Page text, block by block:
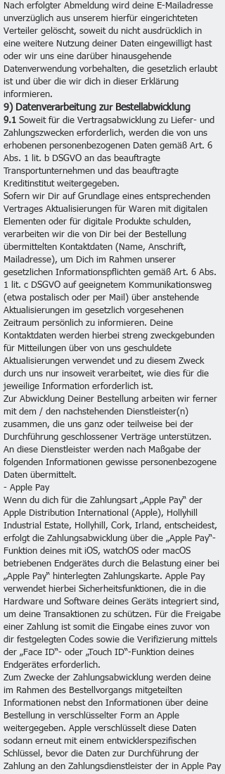
Nach erfolgter Abmeldung wird deine E-Mailadresse
unverzüglich aus unserem hierfür eingerichteten
Verteiler gelöscht, soweit du nicht ausdrücklich in
eine weitere Nutzung deiner Daten eingewilligt hast
oder wir uns eine darüber hinausgehende
Datenverwendung vorbehalten, die gesetzlich erlaubt
ist und über die wir dich in dieser Erklärung
informieren.
9) Datenverarbeitung zur Bestellabwicklung
9.1 Soweit für die Vertragsabwicklung zu Liefer- und
Zahlungszwecken erforderlich, werden die von uns
erhobenen personenbezogenen Daten gemäß Art. 6
Abs. 1 lit. b DSGVO an das beauftragte
Transportunternehmen und das beauftragte
Kreditinstitut weitergegeben.
Sofern wir Dir auf Grundlage eines entsprechenden
Vertrages Aktualisierungen für Waren mit digitalen
Elementen oder für digitale Produkte schulden,
verarbeiten wir die von Dir bei der Bestellung
übermittelten Kontaktdaten (Name, Anschrift,
Mailadresse), um Dich im Rahmen unserer
gesetzlichen Informationspflichten gemäß Art. 6 Abs.
1 lit. c DSGVO auf geeignetem Kommunikationsweg
(etwa postalisch oder per Mail) über anstehende
Aktualisierungen im gesetzlich vorgesehenen
Zeitraum persönlich zu informieren. Deine
Kontaktdaten werden hierbei streng zweckgebunden
für Mitteilungen über von uns geschuldete
Aktualisierungen verwendet und zu diesem Zweck
durch uns nur insoweit verarbeitet, wie dies für die
jeweilige Information erforderlich ist.
Zur Abwicklung Deiner Bestellung arbeiten wir ferner
mit dem / den nachstehenden Dienstleister(n)
zusammen, die uns ganz oder teilweise bei der
Durchführung geschlossener Verträge unterstützen.
An diese Dienstleister werden nach Maßgabe der
folgenden Informationen gewisse personenbezogene
Daten übermittelt.
- Apple Pay
Wenn du dich für die Zahlungsart „Apple Pay“ der
Apple Distribution International (Apple), Hollyhill
Industrial Estate, Hollyhill, Cork, Irland, entscheidest,
erfolgt die Zahlungsabwicklung über die „Apple Pay“-
Funktion deines mit iOS, watchOS oder macOS
betriebenen Endgerätes durch die Belastung einer bei
„Apple Pay“ hinterlegten Zahlungskarte. Apple Pay
verwendet hierbei Sicherheitsfunktionen, die in die
Hardware und Software deines Geräts integriert sind,
um deine Transaktionen zu schützen. Für die Freigabe
einer Zahlung ist somit die Eingabe eines zuvor von
dir festgelegten Codes sowie die Verifizierung mittels
der „Face ID“- oder „Touch ID“-Funktion deines
Endgerätes erforderlich.
Zum Zwecke der Zahlungsabwicklung werden deine
im Rahmen des Bestellvorgangs mitgeteilten
Informationen nebst den Informationen über deine
Bestellung in verschlüsselter Form an Apple
weitergegeben. Apple verschlüsselt diese Daten
sodann erneut mit einem entwicklerspezifischen
Schlüssel, bevor die Daten zur Durchführung der
Zahlung an den Zahlungsdienstleister der in Apple Pay